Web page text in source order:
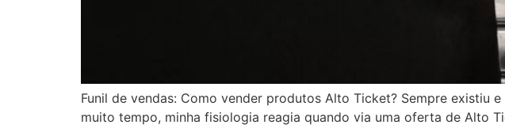
Funil de vendas: Como vender produtos Alto Ticket? Sempre existiu
muito tempo, minha fisiologia reagia quando via uma oferta de Alto